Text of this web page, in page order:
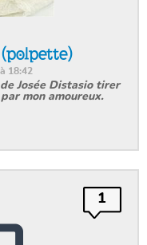
18:42
Josée Distasio tirer
mon amoureux.
1